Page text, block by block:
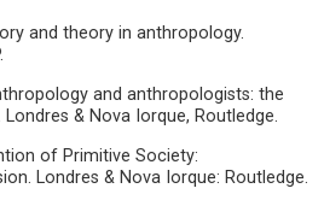
and theory in anthropology.
and anthropologists: the
& Nova Iorque, Routledge.
of Primitive Society:
Londres & Nova Iorque: Routledge.